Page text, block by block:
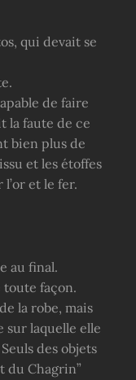
qui devait se
de faire
la faute de ce
bien plus de
et les étoffes
et le fer.
au final.
toute façon.
la robe, mais
sur laquelle elle
des objets
du Chagrin”